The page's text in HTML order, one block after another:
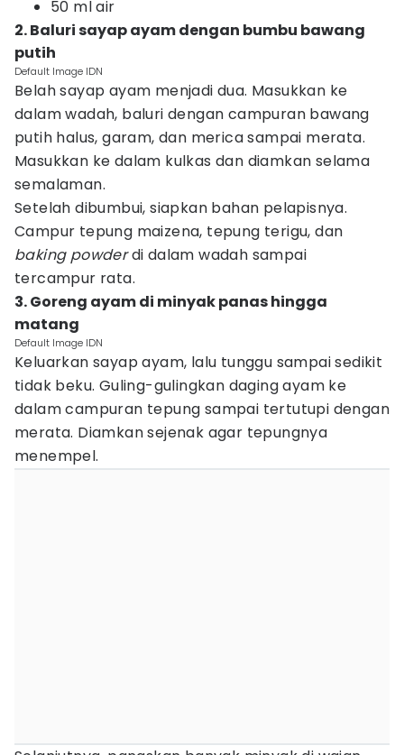
50 ml air
2. Baluri sayap ayam dengan bumbu bawang
putih
Default Image IDN
Belah sayap ayam menjadi dua. Masukkan ke
dalam wadah, baluri dengan campuran bawang
putih halus, garam, dan merica sampai merata.
Masukkan ke dalam kulkas dan diamkan selama
semalaman.
Setelah dibumbui, siapkan bahan pelapisnya.
Campur tepung maizena, tepung terigu, dan
baking powderdi dalam wadah sampai
tercampur rata.
3. Goreng ayam di minyak panas hingga
matang
Default Image IDN
Keluarkan sayap ayam, lalu tunggu sampai sedikit
tidak beku. Guling-gulingkan daging ayam ke
dalam campuran tepung sampai tertutupi dengan
merata. Diamkan sejenak agar tepungnya
menempel.